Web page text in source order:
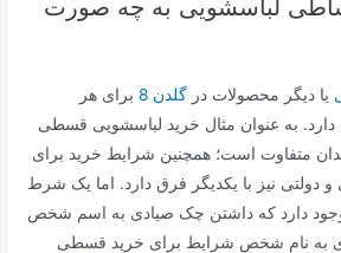
لباسشویی به چه صورت
یا دیگر محصولات درگلدن 8
برای هر
به عنوان مثال خرید لباسشویی قسطی
متفاوت است؛ همچنین شرایط خرید برای
نیز با یکدیگر فرق دارد. اما یک شرط
وجود دارد که داشتن چک صیادی به اسم شخص
به نام شخص شرایط برای خرید قسطی